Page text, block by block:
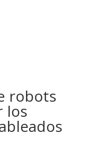
robots
los